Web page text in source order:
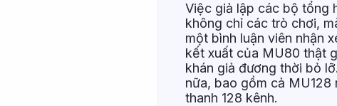
Việc giả lập các bộ tổng
không chỉ các trò chơi,
một bình luận viên nhận
kết xuất của MU80 thật
khán giả đương thời bỏ
nữa, bao gồm cả
thanh 128 kênh.